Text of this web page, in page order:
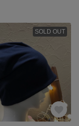
SOLD OUT